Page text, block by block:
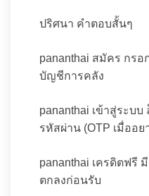
ปริศนา คำตอบสั้นๆ
pananthai สมัคร กร
บัญชีการคลัง
pananthai เข้าสู่ระบ
รหัสผ่าน (OTP เมื่ออย
pananthai เครดิตฟรี
ตกลงก่อนรับ